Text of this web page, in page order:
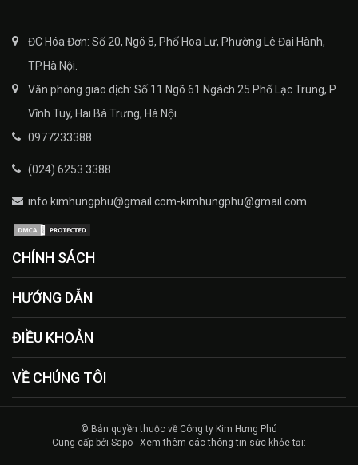
ĐC Hóa Đơn: Số 20, Ngõ 8, Phố Hoa Lư, Phường Lê Đại Hành,
TP.Hà Nội.
Văn phòng giao dịch: Số 11 Ngõ 61 Ngách 25 Phố Lạc Trung, P.
Vĩnh Tuy, Hai Bà Trưng, Hà Nội.
0977233388
(024) 6253 3388
info.kimhungphu@gmail.com-kimhungphu@gmail.com
CHÍNH SÁCH
HƯỚNG DẪN
ĐIỀU KHOẢN
VỀ CHÚNG TÔI
© Bản quyền thuộc về Công ty Kim Hưng Phú
Cung cấp bởi Sapo - Xem thêm các thông tin sức khỏe tại: